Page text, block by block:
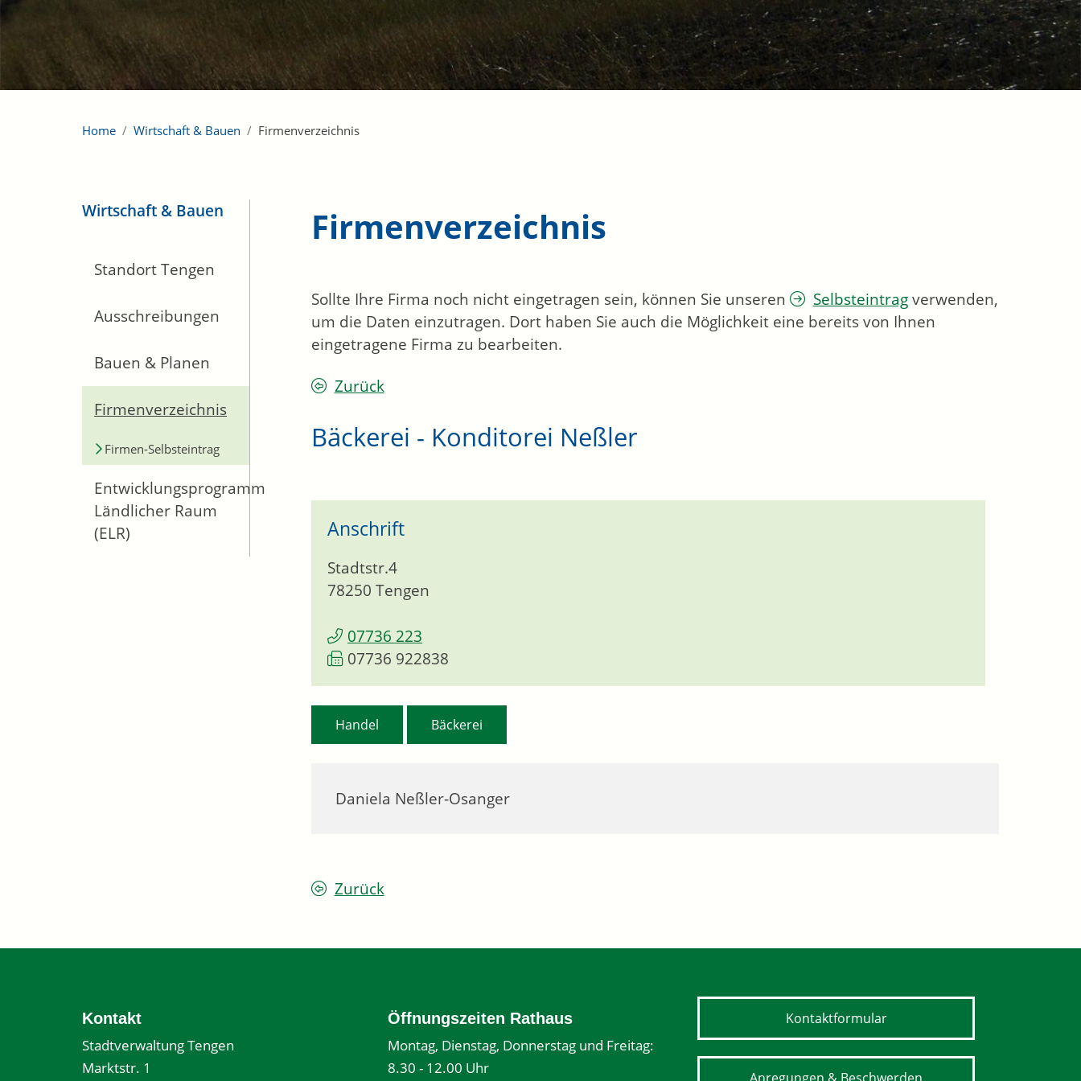
Home Wirtschaft & Bauen Firmenverzeichnis
Wirtschaft & Bauen
Standort Tengen
Ausschreibungen
Bauen & Planen
Firmenverzeichnis
Firmen-Selbsteintrag
Entwicklungsprogramm
Ländlicher Raum
(ELR)
Firmenverzeichnis
Sollte Ihre Firma noch nicht eingetragen sein, können Sie unseren Selbsteintragverwenden,
um die Daten einzutragen. Dort haben Sie auch die Möglichkeit eine bereits von Ihnen
eingetragene Firma zu bearbeiten.
Zurück
Bäckerei - Konditorei Neßler
Anschrift
Stadtstr.4
78250 Tengen
07736 223
07736 922838
Daniela Neßler-Osanger
Handel Bäckerei
Zurück
Kontakt
Stadtverwaltung Tengen
Marktstr. 1
Öffnungszeiten Rathaus
Montag, Dienstag, Donnerstag und Freitag:
8.30 - 12.00 Uhr
Kontaktformular